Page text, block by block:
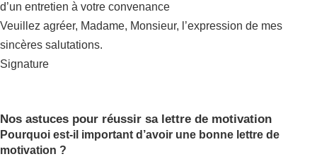
d’un entretien à votre convenance
Veuillez agréer, Madame, Monsieur, l’expression de mes
sincères salutations.
Signature
Nos astuces pour réussir sa lettre de motivation
Pourquoi est-il important d’avoir une bonne lettre de
motivation ?